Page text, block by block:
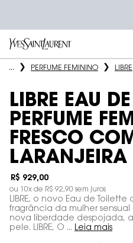
Main content
... PERFUME FEMININO LIBRE
LIBRE EAU
PERFUME
FRESCO
R$ 929,00
ou 10x de R$ 92,90 sem juros
LIBRE, o novo Eau de Toilette
fragrância da mulher
nova liberdade despojada,
pele. LIBRE, O ... Leia mais